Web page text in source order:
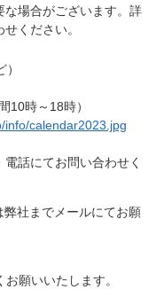
場合がございます。詳
ください。
10時～18時）
info/calendar2023.jpg
話にてお問い合わせく
社までメールにてお願
願いいたします。